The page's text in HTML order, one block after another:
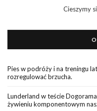
Cieszymy
Pies w podróży i na treningu
rozregulować brzucha.
Lunderland w teście
żywieniu komponentowym